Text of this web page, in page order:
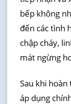
bếp không
đến các tình
chập cháy,
mát ngừng
Sau khi
áp dụng